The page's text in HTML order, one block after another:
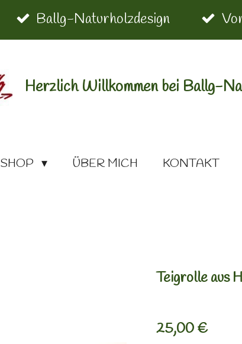
Ballg-Naturholzdesign
Herzlich Willkommen bei Ballg-
SHOP ÜBER MICH KONTAKT
Teigrolle aus
25,00 €